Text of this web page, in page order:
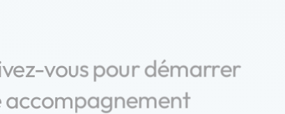
vous pour démarrer
accompagnement